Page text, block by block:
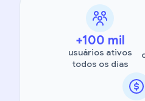
+100 mil
usuários ativos
todos os dias